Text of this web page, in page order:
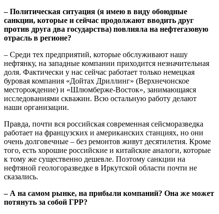
– Политическая ситуация (я имею в виду обоюдные
санкции, которые и сейчас продолжают вводить друг
против друга два государства) повлияла на нефтегазовую
отрасль в регионе?
– Среди тех предприятий, которые обслуживают нашу
нефтянку, на западные компании приходится незначительная
доля. Фактически у нас сейчас работает только немецкая
буровая компания «Дойтах Дриллинг» (Верхнечонское
месторождение) и «Шлюмберже-Восток», занимающаяся
исследованиями скважин. Всю остальную работу делают
наши организации.
Правда, почти вся российская современная сейсморазведка
работает на французских и американских станциях, но они
очень долговечные – без ремонтов живут десятилетия. Кроме
того, есть хорошие российские и китайские аналоги, которые
к тому же существенно дешевле. Поэтому санкции на
нефтяной геологоразведке в Иркутской области почти не
сказались.
– А на самом рынке, на прибыли компаний? Она же может
потянуть за собой ГРР?